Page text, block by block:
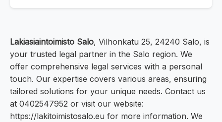
Lakiasiaintoimisto Salo, Vilhonkatu 25, 24240 Salo, is
your trusted legal partner in the Salo region. We
offer comprehensive legal services with a personal
touch. Our expertise covers various areas, ensuring
tailored solutions for your unique needs. Contact us
at 0402547952 or visit our website:
https://lakitoimistosalo.eu for more information. We